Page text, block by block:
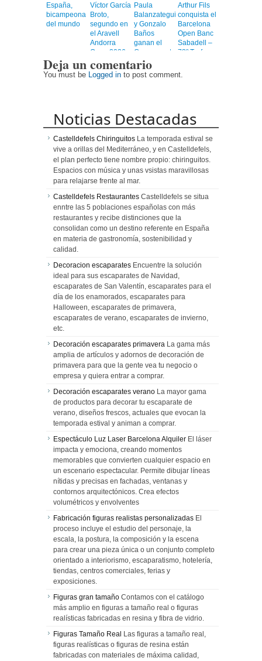
España,
bicampeona
del mundo
Víctor García
Broto,
segundo en
el Aravell
Andorra
Open 2026
Paula
Balanzategui
y Gonzalo
Baños
ganan el
Campeonato
de España
Absoluto
Golf 2026
Arthur Fils
conquista el
Barcelona
Open Banc
Sabadell –
73º Trofeo
Godó
Deja un comentario
You must be Logged in to post comment.
Noticias Destacadas
Castelldefels Chiringuitos La temporada estival se
vive a orillas del Mediterráneo, y en Castelldefels,
el plan perfecto tiene nombre propio: chiringuitos.
Espacios con música y unas vsistas maravillosas
para relajarse frente al mar.
Castelldefels Restaurantes Castelldefels se situa
enntre las 5 poblaciones españolas con más
restaurantes y recibe distinciones que la
consolidan como un destino referente en España
en materia de gastronomía, sostenibilidad y
calidad.
Decoracion escaparates Encuentre la solución
ideal para sus escaparates de Navidad,
escaparates de San Valentín, escaparates para el
día de los enamorados, escaparates para
Halloween, escaparates de primavera,
escaparates de verano, escaparates de invierno,
etc.
Decoración escaparates primavera La gama más
amplia de artículos y adornos de decoración de
primavera para que la gente vea tu negocio o
empresa y quiera entrar a comprar.
Decoración escaparates verano La mayor gama
de productos para decorar tu escaparate de
verano, diseños frescos, actuales que evocan la
temporada estival y animan a comprar.
Espectáculo Luz Laser Barcelona Alquiler El láser
impacta y emociona, creando momentos
memorables que convierten cualquier espacio en
un escenario espectacular. Permite dibujar líneas
nítidas y precisas en fachadas, ventanas y
contornos arquitectónicos. Crea efectos
volumétricos y envolventes
Fabricación figuras realistas personalizadas El
proceso incluye el estudio del personaje, la
escala, la postura, la composición y la escena
para crear una pieza única o un conjunto completo
orientado a interiorismo, escaparatismo, hotelería,
tiendas, centros comerciales, ferias y
exposiciones.
Figuras gran tamaño Contamos con el catálogo
más amplio en figuras a tamaño real o figuras
realísticas fabricadas en resina y fibra de vidrio.
Figuras Tamaño Real Las figuras a tamaño real,
figuras realísticas o figuras de resina están
fabricadas con materiales de máxima calidad,